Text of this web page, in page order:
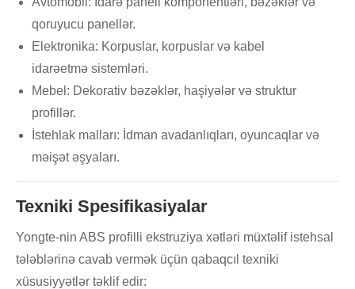
qoruyucu panellər.
Elektronika: Korpuslar, korpuslar və kabel
idarəetmə sistemləri.
Mebel: Dekorativ bəzəklər, haşiyələr və struktur
profillər.
İstehlak malları: İdman avadanlıqları, oyuncaqlar və
məişət əşyaları.
Texniki Spesifikasiyalar
Yongte-nin ABS profilli ekstruziya xətləri müxtəlif istehsal
tələblərinə cavab vermək üçün qabaqcıl texniki
xüsusiyyətlər təklif edir: